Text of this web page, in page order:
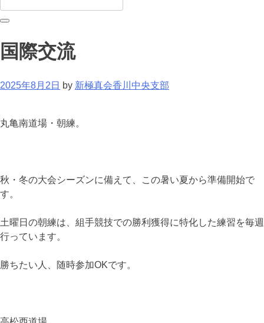
国際交流
2025年8月2日 by 新極真会香川中央支部
丸亀南道場・朝練。
秋・冬の大会シーズンに備えて、この暑い夏から準備開始で
す。
土曜日の朝練は、組手競技での勝利獲得に特化した練習を毎週
行っています。
勝ちたい人、随時参加OKです。